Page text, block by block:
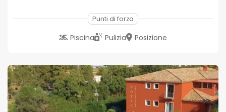
Punti di forza
Piscina Pulizia Posizione